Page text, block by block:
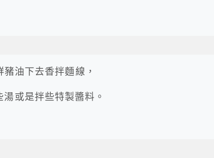
油下去香拌麵線，
或是拌些特製醬料。